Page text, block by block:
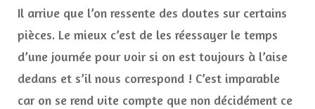
Il arrive que l’on ressente des doutes sur certains
pièces. Le mieux c’est de les réessayer le temps
d’une journée pour voir si on est toujours à l’aise
dedans et s’il nous correspond ! C’est imparable
car on se rend vite compte que non décidément ce